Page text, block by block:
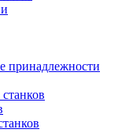
принадлежности